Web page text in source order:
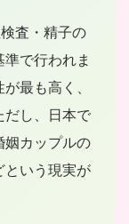
査・精子の
で行われま
最も高く、
だし、日本で
姻カップルの
という現実が